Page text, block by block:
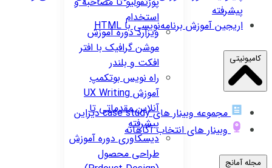
استخدام
ویزارددوره آموزش
موشن گرافیک با افتر
افکت و بلندر
راه نویسبوتکمپ
آموزش UX Writing
آنلاین مقدماتی تا
پیشرفته
دیسکاوریدوره آموزش
طراحی محصول
پیشرفته
اریجینآموزش برنامه‌نویسی با HTML
کامیونیتی
مجموعه وبینار های case study دیزاین
وبینار های انتخاب آگاهانه
مجله آمانج